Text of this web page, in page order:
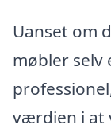
Uanset om
møbler selv
værdien i at